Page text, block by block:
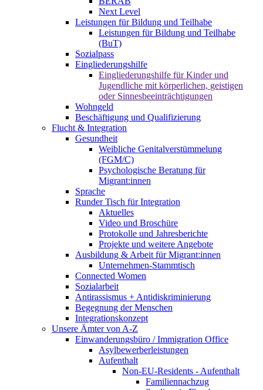
Next Level
Leistungen für Bildung und Teilhabe
Leistungen für Bildung und Teilhabe
(BuT)
Sozialpass
Eingliederungshilfe
Eingliederungshilfe für Kinder und
Jugendliche mit körperlichen, geistigen
oder Sinnesbeeinträchtigungen
Wohngeld
Beschäftigung und Qualifizierung
Flucht & Integration
Gesundheit
Weibliche Genitalverstümmelung
(FGM/C)
Psychologische Beratung für
Migrant:innen
Sprache
Runder Tisch für Integration
Aktuelles
Video und Broschüre
Protokolle und Jahresberichte
Projekte und weitere Angebote
Ausbildung & Arbeit für Migrant:innen
Unternehmen-Stammtisch
Connected Women
Sozialarbeit
Antirassismus + Antidiskriminierung
Begegnung der Menschen
Integrationskonzept
Unsere Ämter von A-Z
Einwanderungsbüro / Immigration Office
Asylbewerberleistungen
Aufenthalt
Non-EU-Residents - Aufenthalt
Familiennachzug